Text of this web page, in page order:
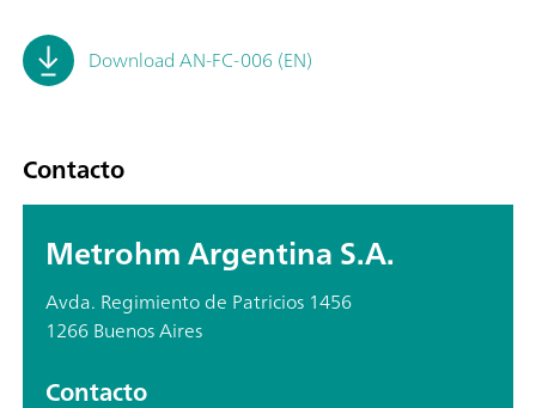
Download AN-FC-006 (EN)
Contacto
Metrohm Argentina S.A.
Avda. Regimiento de Patricios 1456
1266 Buenos Aires
Contacto